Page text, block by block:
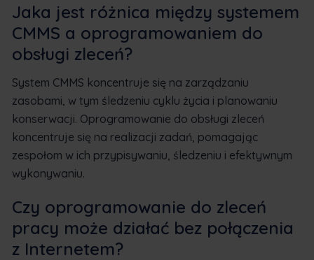
Jaka jest różnica między systemem
CMMS a oprogramowaniem do
obsługi zleceń?
System CMMS koncentruje się na zarządzaniu
zasobami, w tym śledzeniu cyklu życia i planowaniu
konserwacji. Oprogramowanie do obsługi zleceń
koncentruje się na realizacji zadań, pomagając
zespołom w ich przypisywaniu, śledzeniu i efektywnym
wykonywaniu.
Czy oprogramowanie do zleceń
pracy może działać bez połączenia
z Internetem?